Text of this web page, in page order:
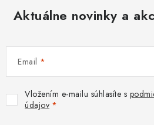
Aktuálne novinky a
Email
Vložením e-mailu súhlasíte s
údajov